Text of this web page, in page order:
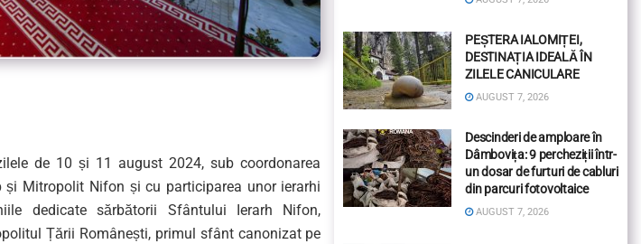
de 10 și 11 august 2024, sub coordonarea
și Mitropolit Nifon și cu participarea unor ierarhi
dedicate sărbătorii
Sfântului Ierarh Nifon,
Țării Românești, primul sfânt canonizat pe
PEȘTERA IALOMIȚEI,
DESTINAȚIA IDEALĂ ÎN
ZILELE CANICULARE
AUGUST 7, 2026
Descinderi de amploare în
Dâmbovița: 9 percheziții într-
un dosar de furturi de cabluri
din parcuri fotovoltaice
AUGUST 7, 2026